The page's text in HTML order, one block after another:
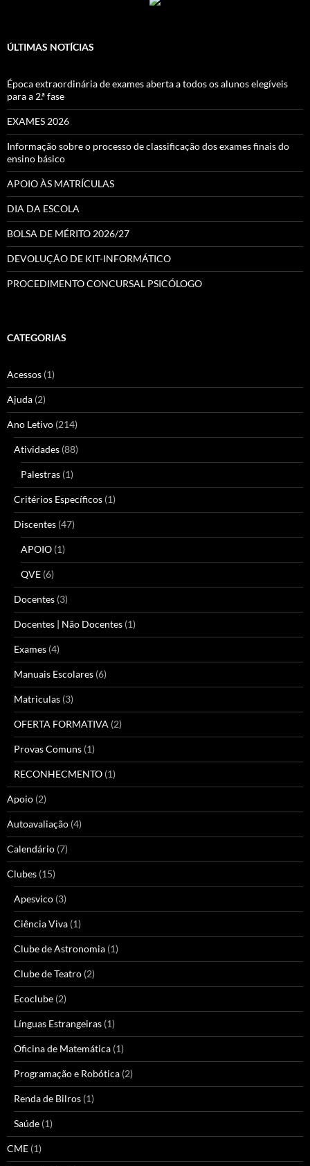
ÚLTIMAS NOTÍCIAS
Época extraordinária de exames aberta a todos os alunos elegíveis
para a 2.ª fase
EXAMES 2026
Informação sobre o processo de classificação dos exames finais do
ensino básico
APOIO ÀS MATRÍCULAS
DIA DA ESCOLA
BOLSA DE MÉRITO 2026/27
DEVOLUÇÃO DE KIT-INFORMÁTICO
PROCEDIMENTO CONCURSAL PSICÓLOGO
CATEGORIAS
Acessos (1)
Ajuda (2)
Ano Letivo (214)
Atividades (88)
Palestras (1)
Critérios Específicos (1)
Discentes (47)
APOIO (1)
QVE (6)
Docentes (3)
Docentes | Não Docentes (1)
Exames (4)
Manuais Escolares (6)
Matriculas (3)
OFERTA FORMATIVA (2)
Provas Comuns (1)
RECONHECMENTO (1)
Apoio (2)
Autoavaliação (4)
Calendário (7)
Clubes (15)
Apesvico (3)
Ciência Viva (1)
Clube de Astronomia (1)
Clube de Teatro (2)
Ecoclube (2)
Línguas Estrangeiras (1)
Oficina de Matemática (1)
Programação e Robótica (2)
Renda de Bilros (1)
Saúde (1)
CME (1)